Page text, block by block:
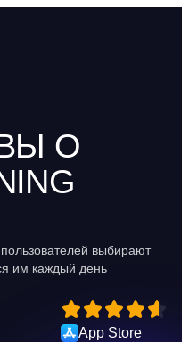
О
выбирают
им каждый день
App Store